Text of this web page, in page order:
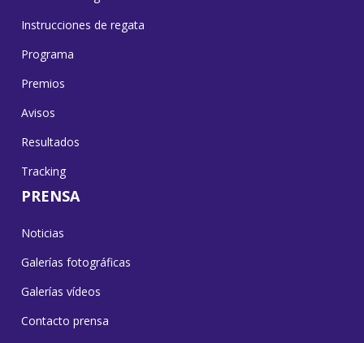
Instrucciones de regata
Programa
Premios
Avisos
Resultados
Tracking
PRENSA
Noticias
Galerías fotográficas
Galerías vídeos
Contacto prensa